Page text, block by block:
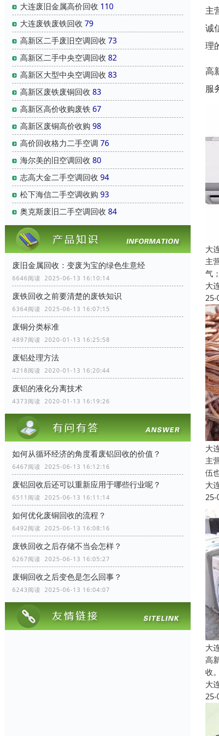
大连废旧金属高价回收 110
大连废铁废铁回收 79
高新区二手废旧空调回收 73
高新区二手中央空调回收 82
高新区大型中央空调回收 83
高新区废铁废铜回收 83
高新区高价收购废铁 67
高新区废铜高价收购 98
高价回收格力二手空调 76
海尔美的旧空调回收 80
志高大金二手空调回收 94
松下海信二手空调收购 93
奥克斯废旧二手空调回收 84
废旧金属回收：变废为宝的绿色生意经
6646阅读 2025-06-13 16:10:14
废铁回收之前要清楚的废铁知识
6364阅读 2025-06-13 16:07:15
废铜分类标准
4897阅读 2020-01-13 16:25:58
废铝处理方法
4218阅读 2020-01-13 16:20:44
废铝的液化分离技术
4373阅读 2020-01-13 16:19:26
如何从循环经济的角度看废铝回收的价值？
6467阅读 2025-06-13 16:12:16
废铝回收后还可以重新应用于哪些行业呢？
6511阅读 2025-06-13 16:11:14
如何优化废铜回收的流程？
6492阅读 2025-06-13 16:08:16
废铁回收之后存储不当会怎样？
6267阅读 2025-06-13 16:05:27
废铜回收之后变色是怎么回事？
6243阅读 2025-06-13 16:04:07
主
诚
理
高
服
大
主
气
大
25-
大
主
伍
大
25-
大
高
收
大
25-